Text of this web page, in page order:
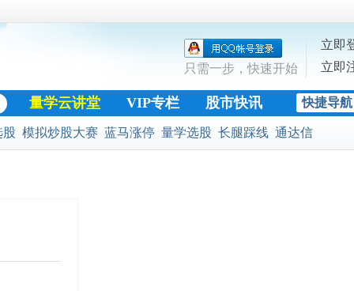
立即
立即
只需一步，快速开始
快捷导航
量学云讲堂 VIP专栏
股市快讯
股票公式
股 模拟炒股大赛 蓝马涨停 量学选股 长腿踩线 通达信